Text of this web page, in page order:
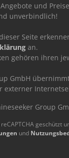
und
unverbindlich!
Seite
an.
gehören ihren
GmbH
externer
Group
geschützt
und